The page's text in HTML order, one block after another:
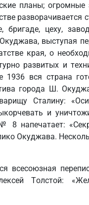
планы;
бригаде, цеху,
выступая
края, о
развитых и
1936 вся страна
города Ш.
Сталину:
и
напечатает:
Окуджава.
всесоюзная
Толстой: